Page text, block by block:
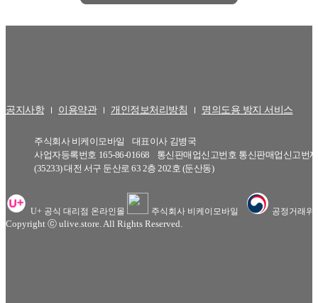
공지사항 이용약관 개인정보처리방침 명의도용 방지 서비스
주식회사 비케이모바일 대표이사 김병국
사업자등록번호 165-86-01668 통신판매업신고번호 통신판매업신고번
(35233) 대전 서구 둔산로 63 2층 202호 (둔산동)
U+ 공식 대리점 온라인몰 주식회사 비케이모바일 공정거래위
Copyright ⓒ ulive.store. All Rights Reserved.